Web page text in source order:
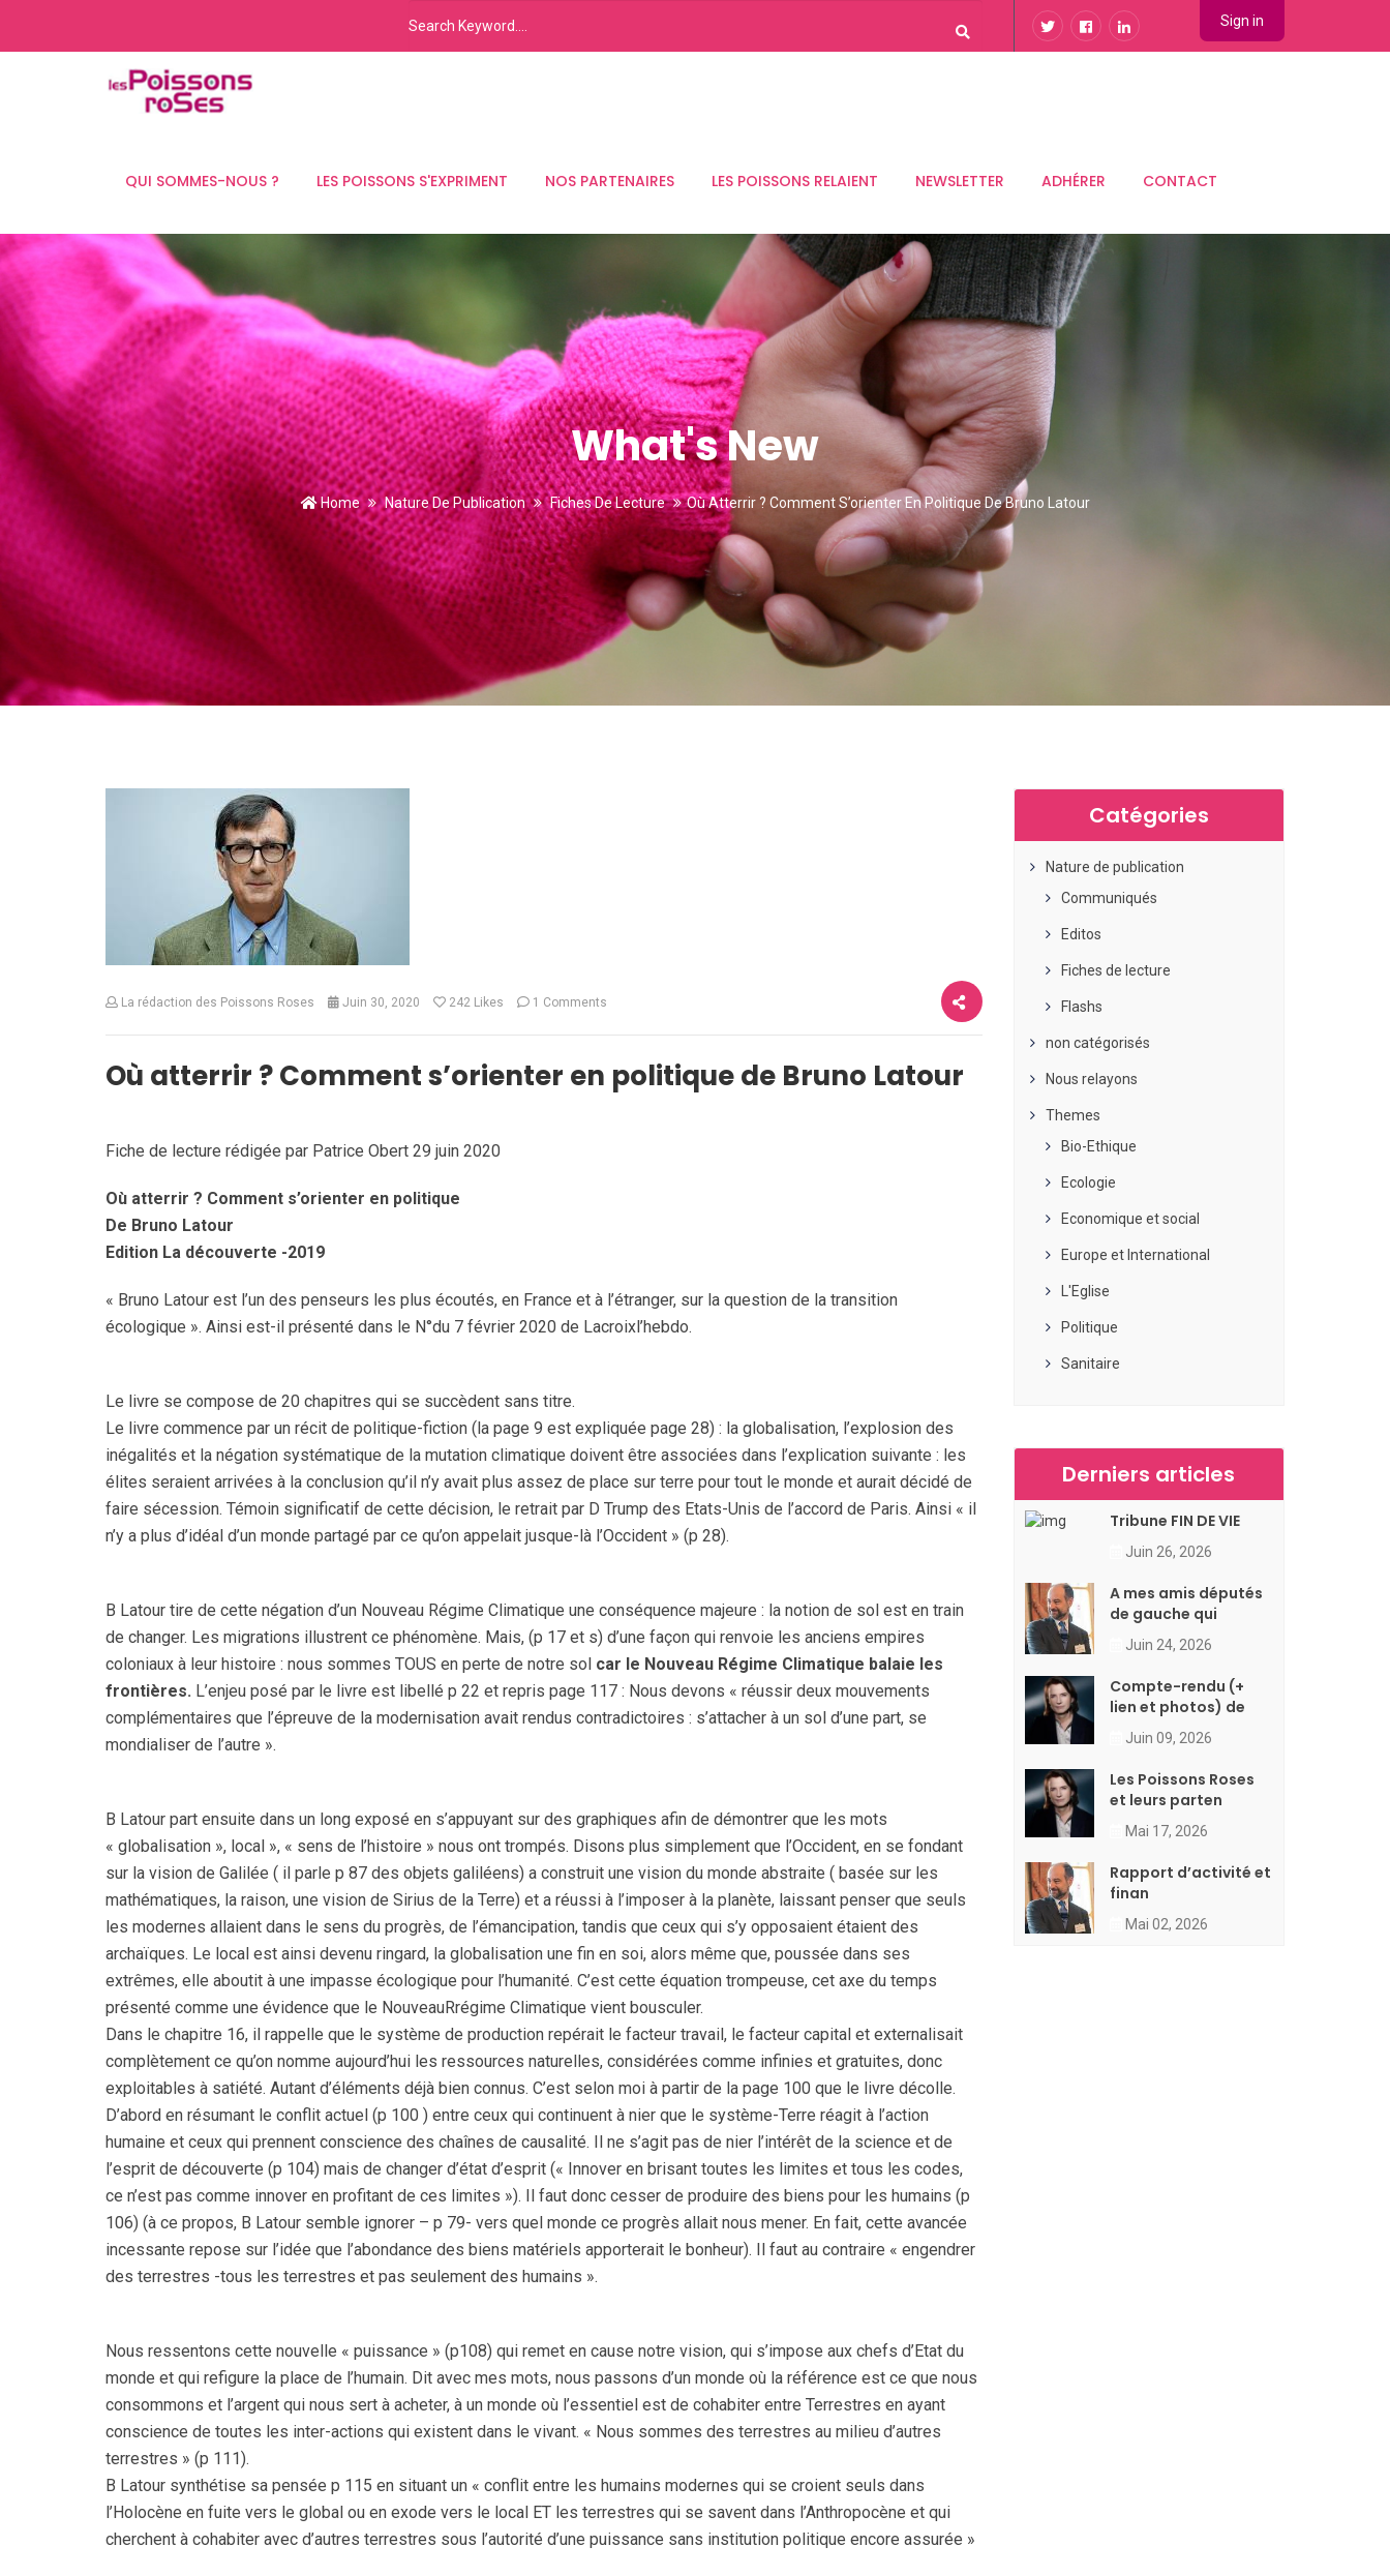
Sign in
QUI SOMMES-NOUS ? LES POISSONS S'EXPRIMENT NOS PARTENAIRES LES POISSONS RELAIENT NEWSLETTER ADHÉRER CONTACT
What's New
Home Nature De Publication Fiches De Lecture Où Atterrir ? Comment S’orienter En Politique De Bruno Latour
La rédaction des Poissons Roses Juin 30, 2020 242 Likes 1 Comments
Où atterrir ? Comment s’orienter en politique de Bruno Latour
Fiche de lecture rédigée par Patrice Obert 29 juin 2020
Où atterrir ? Comment s’orienter en politique
De Bruno Latour
Edition La découverte -2019
« Bruno Latour est l’un des penseurs les plus écoutés, en France et à l’étranger, sur la question de la transition
écologique ». Ainsi est-il présenté dans le N°du 7 février 2020 de Lacroixl’hebdo.
Le livre se compose de 20 chapitres qui se succèdent sans titre.
Le livre commence par un récit de politique-fiction (la page 9 est expliquée page 28) : la globalisation, l’explosion des
inégalités et la négation systématique de la mutation climatique doivent être associées dans l’explication suivante : les
élites seraient arrivées à la conclusion qu’il n’y avait plus assez de place sur terre pour tout le monde et aurait décidé de
faire sécession. Témoin significatif de cette décision, le retrait par D Trump des Etats-Unis de l’accord de Paris. Ainsi « il
n’y a plus d’idéal d’un monde partagé par ce qu’on appelait jusque-là l’Occident » (p 28).
B Latour tire de cette négation d’un Nouveau Régime Climatique une conséquence majeure : la notion de sol est en train
de changer. Les migrations illustrent ce phénomène. Mais, (p 17 et s) d’une façon qui renvoie les anciens empires
coloniaux à leur histoire : nous sommes TOUS en perte de notre sol car le Nouveau Régime Climatique balaie les
frontières. L’enjeu posé par le livre est libellé p 22 et repris page 117 : Nous devons « réussir deux mouvements
complémentaires que l’épreuve de la modernisation avait rendus contradictoires : s’attacher à un sol d’une part, se
mondialiser de l’autre ».
B Latour part ensuite dans un long exposé en s’appuyant sur des graphiques afin de démontrer que les mots
« globalisation », local », « sens de l’histoire » nous ont trompés. Disons plus simplement que l’Occident, en se fondant
sur la vision de Galilée ( il parle p 87 des objets galiléens) a construit une vision du monde abstraite ( basée sur les
mathématiques, la raison, une vision de Sirius de la Terre) et a réussi à l’imposer à la planète, laissant penser que seuls
les modernes allaient dans le sens du progrès, de l’émancipation, tandis que ceux qui s’y opposaient étaient des
archaïques. Le local est ainsi devenu ringard, la globalisation une fin en soi, alors même que, poussée dans ses
extrêmes, elle aboutit à une impasse écologique pour l’humanité. C’est cette équation trompeuse, cet axe du temps
présenté comme une évidence que le NouveauRrégime Climatique vient bousculer.
Dans le chapitre 16, il rappelle que le système de production repérait le facteur travail, le facteur capital et externalisait
complètement ce qu’on nomme aujourd’hui les ressources naturelles, considérées comme infinies et gratuites, donc
exploitables à satiété. Autant d’éléments déjà bien connus. C’est selon moi à partir de la page 100 que le livre décolle.
D’abord en résumant le conflit actuel (p 100 ) entre ceux qui continuent à nier que le système-Terre réagit à l’action
humaine et ceux qui prennent conscience des chaînes de causalité. Il ne s’agit pas de nier l’intérêt de la science et de
l’esprit de découverte (p 104) mais de changer d’état d’esprit (« Innover en brisant toutes les limites et tous les codes,
ce n’est pas comme innover en profitant de ces limites »). Il faut donc cesser de produire des biens pour les humains (p
106) (à ce propos, B Latour semble ignorer – p 79- vers quel monde ce progrès allait nous mener. En fait, cette avancée
incessante repose sur l’idée que l’abondance des biens matériels apporterait le bonheur). Il faut au contraire « engendrer
des terrestres -tous les terrestres et pas seulement des humains ».
Nous ressentons cette nouvelle « puissance » (p108) qui remet en cause notre vision, qui s’impose aux chefs d’Etat du
monde et qui refigure la place de l’humain. Dit avec mes mots, nous passons d’un monde où la référence est ce que nous
consommons et l’argent qui nous sert à acheter, à un monde où l’essentiel est de cohabiter entre Terrestres en ayant
conscience de toutes les inter-actions qui existent dans le vivant. « Nous sommes des terrestres au milieu d’autres
terrestres » (p 111).
B Latour synthétise sa pensée p 115 en situant un « conflit entre les humains modernes qui se croient seuls dans
l’Holocène en fuite vers le global ou en exode vers le local ET les terrestres qui se savent dans l’Anthropocène et qui
cherchent à cohabiter avec d’autres terrestres sous l’autorité d’une puissance sans institution politique encore assurée »
Catégories
Nature de publication
Communiqués
Editos
Fiches de lecture
Flashs
non catégorisés
Nous relayons
Themes
Bio-Ethique
Ecologie
Economique et social
Europe et International
L'Eglise
Politique
Sanitaire
Derniers articles
Tribune FIN DE VIE
Juin 26, 2026
A mes amis députés
de gauche qui
Juin 24, 2026
Compte-rendu (+
lien et photos) de
Juin 09, 2026
Les Poissons Roses
et leurs parten
Mai 17, 2026
Rapport d’activité et
finan
Mai 02, 2026